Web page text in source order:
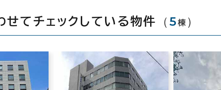
てチェックしている物件 （5 棟 ）